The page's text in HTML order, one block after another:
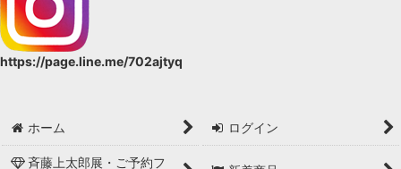
https://page.line.me/702ajtyq
ホーム ログイン
斉藤上太郎展・ご予約フ